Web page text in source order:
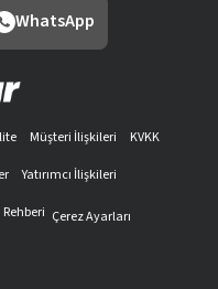
WhatsApp
Müşteri İlişkileri
KVKK
Yatırımcı İlişkileri
Çerez Ayarları